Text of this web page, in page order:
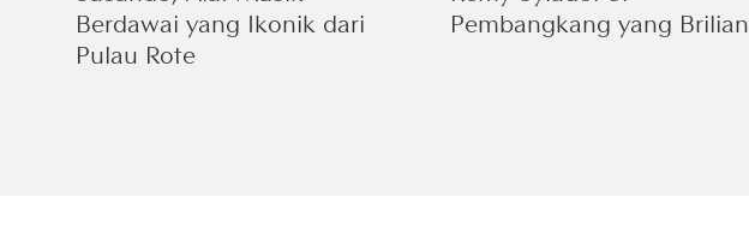
Berdawai yang Ikonik dari
Pulau Rote
Pembangkang yang Brilian